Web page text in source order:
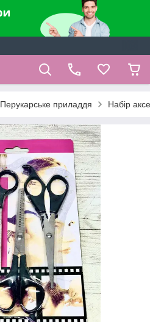
Перукарське приладдя Набір